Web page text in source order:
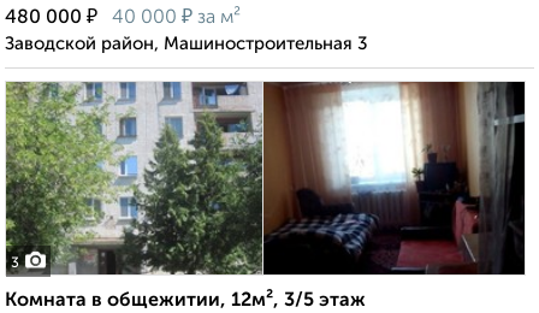
480 000 ₽ 40 000 ₽ за м²
Заводской район, Машиностроительная 3
3
Комната в общежитии, 12м², 3/5 этаж